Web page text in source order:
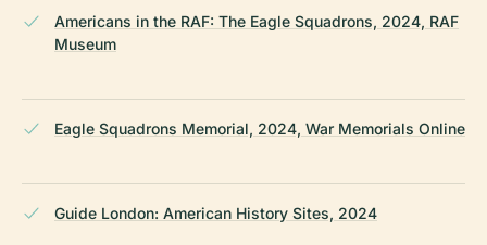
Americans in the RAF: The Eagle Squadrons, 2024, RAF
Museum
Eagle Squadrons Memorial, 2024, War Memorials Online
Guide London: American History Sites, 2024